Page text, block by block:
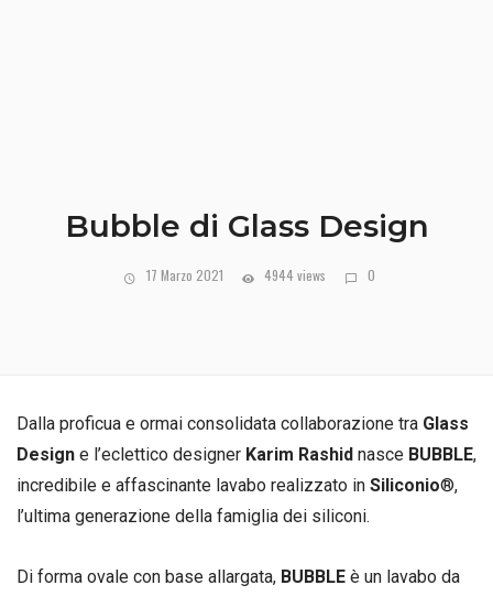
Bubble di Glass Design
17 Marzo 2021 4944 views 0
Dalla proficua e ormai consolidata collaborazione tra Glass
Design e l’eclettico designer Karim Rashid nasce BUBBLE,
incredibile e affascinante lavabo realizzato in Siliconio®,
l’ultima generazione della famiglia dei siliconi.
Di forma ovale con base allargata, BUBBLE è un lavabo da